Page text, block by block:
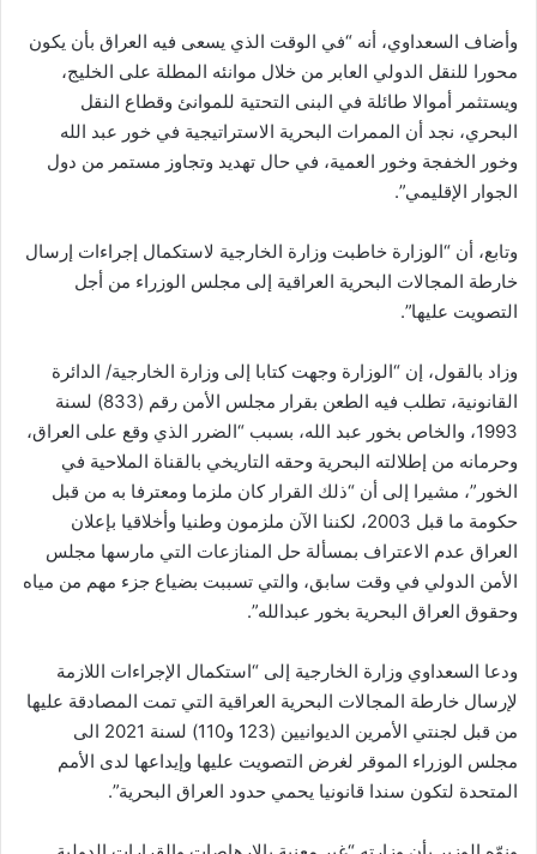
وأضاف السعداوي، أنه “في الوقت الذي يسعى فيه العراق بأن يكون
محورا للنقل الدولي العابر من خلال موانئه المطلة على الخليج،
ويستثمر أموالا طائلة في البنى التحتية للموانئ وقطاع النقل
البحري، نجد أن الممرات البحرية الاستراتيجية في خور عبد الله
وخور الخفجة وخور العمية، في حال تهديد وتجاوز مستمر من دول
الجوار الإقليمي”.
وتابع، أن “الوزارة خاطبت وزارة الخارجية لاستكمال إجراءات إرسال
خارطة المجالات البحرية العراقية إلى مجلس الوزراء من أجل
التصويت عليها”.
وزاد بالقول، إن “الوزارة وجهت كتابا إلى وزارة الخارجية/ الدائرة
القانونية، تطلب فيه الطعن بقرار مجلس الأمن رقم (833) لسنة
1993، والخاص بخور عبد الله، بسبب “الضرر الذي وقع على العراق،
وحرمانه من إطلالته البحرية وحقه التاريخي بالقناة الملاحية في
الخور”، مشيرا إلى أن “ذلك القرار كان ملزما ومعترفا به من قبل
حكومة ما قبل 2003، لكننا الآن ملزمون وطنيا وأخلاقيا بإعلان
العراق عدم الاعتراف بمسألة حل المنازعات التي مارسها مجلس
الأمن الدولي في وقت سابق، والتي تسببت بضياع جزء مهم من مياه
وحقوق العراق البحرية بخور عبدالله”.
ودعا السعداوي وزارة الخارجية إلى “استكمال الإجراءات اللازمة
لإرسال خارطة المجالات البحرية العراقية التي تمت المصادقة عليها
من قبل لجنتي الأمرين الديوانيين (123 و110) لسنة 2021 الى
مجلس الوزراء الموقر لغرض التصويت عليها وإيداعها لدى الأمم
المتحدة لتكون سندا قانونيا يحمي حدود العراق البحرية”.